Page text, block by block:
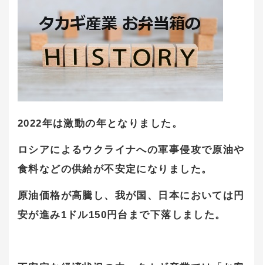
2022年は激動の年となりました。
ロシアによるウクライナへの軍事侵攻で原油や
食料などの供給が不安定になりました。
原油価格が高騰し、我が国、日本においては円
安が進み1ドル150円台まで下落しました。